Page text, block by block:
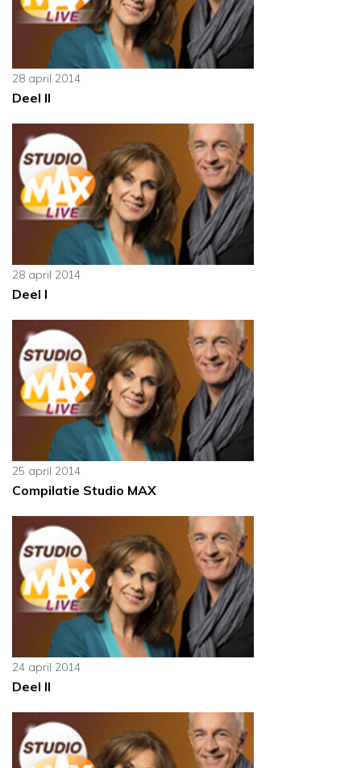
28 april 2014
Deel II
28 april 2014
Deel I
25 april 2014
Compilatie Studio MAX
24 april 2014
Deel II